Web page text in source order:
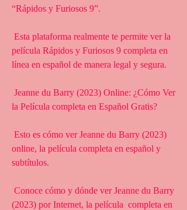
“Rápidos y Furiosos 9”.
película Rápidos y Furiosos 9 completa en
línea en español de manera legal y segura.
la Película completa en Español Gratis?
online, la película completa en español y
subtítulos.
(2023) por Internet, la película  completa en